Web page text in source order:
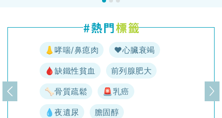
👃哮喘/鼻瘜肉 ♥️心臟衰竭
🩸缺鐵性貧血 前列腺肥大
🦴骨質疏鬆 🚨乳癌
💧夜遺尿 膽固醇
上一頁 下